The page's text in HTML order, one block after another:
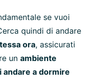
se vuoi
quindi di andare
ora, assicurati
un ambiente
andare a dormire